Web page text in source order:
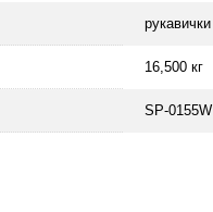
рукавички
16,500 кг
SP-0155W